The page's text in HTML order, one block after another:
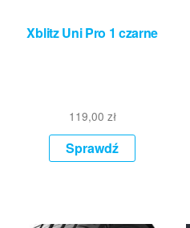
Xblitz Uni Pro 1 czarne
119,00 zł
Sprawdź